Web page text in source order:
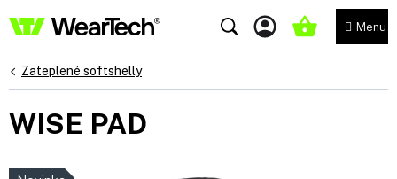
na
NÁKUPNÍ
Zateplené softshelly
WISE PAD